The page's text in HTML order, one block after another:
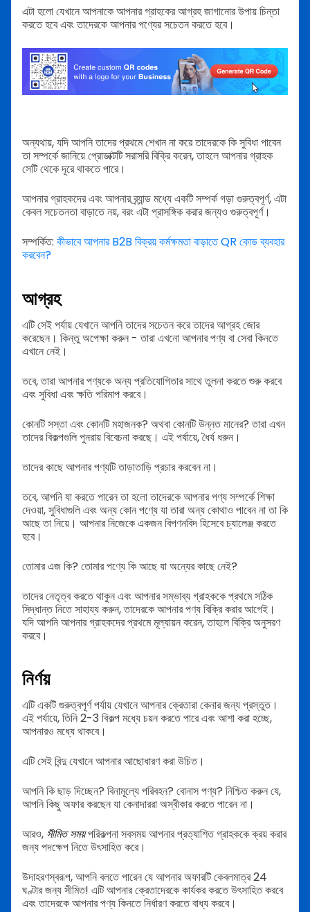
এটা হলো যেখানে আপনাকে আপনার গ্রাহকের আগ্রহ জাগানোর উপায় চিন্তা
করতে হবে এবং তাদেরকে আপনার পণ্যের সচেতন করতে হবে।
অন্যথায়, যদি আপনি তাদের প্রথমে শেখান না করে তাদেরকে কি সুবিধা পাবেন
তা সম্পর্কে জানিয়ে প্রোডাক্টটি সরাসরি বিক্রি করেন, তাহলে আপনার গ্রাহক
সেটি থেকে দূরে থাকতে পারে।
আপনার গ্রাহকদের এবং আপনার ব্র্যান্ড মধ্যে একটি সম্পর্ক গড়া গুরুত্বপূর্ণ, এটা
কেবল সচেতনতা বাড়াতে নয়, বরং এটা প্রাসঙ্গিক করার জন্যও গুরুত্বপূর্ণ।
সম্পর্কিত: কীভাবে আপনার B2B বিক্রয় কর্মক্ষমতা বাড়াতে QR কোড ব্যবহার
করবেন?
আগ্রহ
এটি সেই পর্যায় যেখানে আপনি তাদের সচেতন করে তাদের আগ্রহ জোর
করেছেন। কিন্তু অপেক্ষা করুন - তারা এখনো আপনার পণ্য বা সেবা কিনতে
এখানে নেই।
তবে, তারা আপনার পণ্যকে অন্য প্রতিযোগিতার সাথে তুলনা করতে শুরু করবে
এবং সুবিধা এবং ক্ষতি পরিমাপ করবে।
কোনটি সস্তা এবং কোনটি মহাজনক? অথবা কোনটি উন্নত মানের? তারা এখন
তাদের বিকল্পগুলি পুনরায় বিবেচনা করছে। এই পর্যায়ে, ধৈর্য ধরুন।
তাদের কাছে আপনার পণ্যটি তাড়াতাড়ি প্রচার করবেন না।
তবে, আপনি যা করতে পারেন তা হলো তাদেরকে আপনার পণ্য সম্পর্কে শিক্ষা
দেওয়া, সুবিধাগুলি এবং অন্য কোন পণ্যে যা তারা অন্য কোথাও পাবেন না তা কি
আছে তা নিয়ে। আপনার নিজেকে একজন বিপণনবিদ হিসেবে চ্যালেঞ্জ করতে
হবে।
তোমার এজ কি? তোমার পণ্যে কি আছে যা অন্যের কাছে নেই?
তাদের নেতৃত্ব করতে থাকুন এবং আপনার সম্ভাব্য গ্রাহককে প্রথমে সঠিক
সিদ্ধান্ত নিতে সাহায্য করুন, তাদেরকে আপনার পণ্য বিক্রি করার আগেই।
যদি আপনি আপনার গ্রাহকদের প্রথমে মূল্যায়ন করেন, তাহলে বিক্রি অনুসরণ
করবে।
নির্ণয়
এটি একটি গুরুত্বপূর্ণ পর্যায় যেখানে আপনার ক্রেতারা কেনার জন্য প্রস্তুত।
এই পর্যায়ে, তিনি 2-3 বিকল্প মধ্যে চয়ন করতে পারে এবং আশা করা হচ্ছে,
আপনারও মধ্যে থাকবে।
এটি সেই বিন্দু যেখানে আপনার আছোধারণ করা উচিত।
আপনি কি ছাড় দিচ্ছেন? বিনামূল্যে পরিবহন? বোনাস পণ্য? নিশ্চিত করুন যে,
আপনি কিছু অফার করছেন যা কেনাদাররা অস্বীকার করতে পারেন না।
আরও, সীমিত সময়পরিকল্পনা সবসময় আপনার প্রত্যাশিত গ্রাহককে ক্রয় করার
জন্য পদক্ষেপ নিতে উৎসাহিত করে।
উদাহরণস্বরূপ, আপনি বলতে পারেন যে আপনার অফারটি কেবলমাত্র 24
ঘণ্টার জন্য সীমিত! এটি আপনার ক্রেতাদেরকে কার্যকর করতে উৎসাহিত করবে
এবং তাদেরকে আপনার পণ্য কিনতে নির্ধারণ করতে বাধ্য করবে।